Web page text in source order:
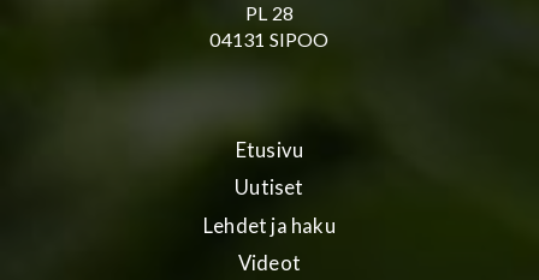
PL 28
04131 SIPOO
Etusivu
Uutiset
Lehdet ja haku
Videot